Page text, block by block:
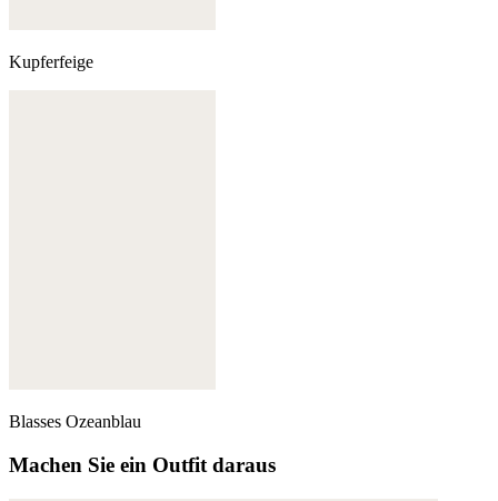
Kupferfeige
Blasses Ozeanblau
Machen Sie ein Outfit daraus